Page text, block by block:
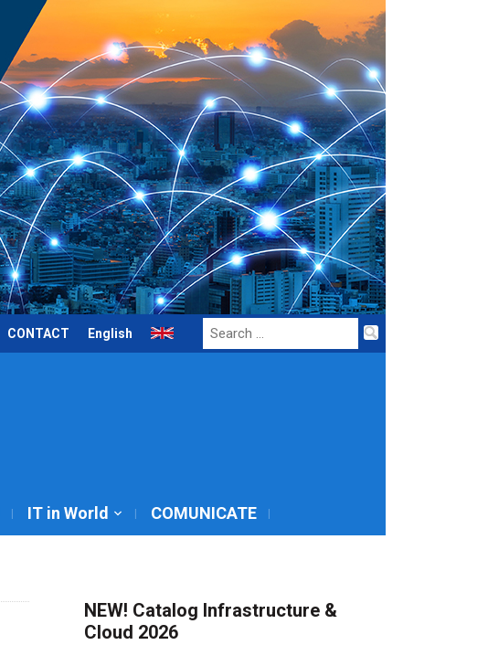
CONTACT English
Search
for:
IT in World COMUNICATE
NEW! Catalog Infrastructure &
Cloud 2026